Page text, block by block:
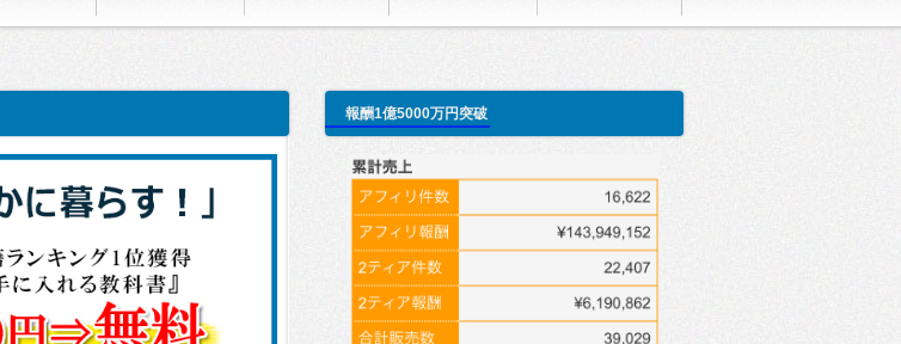
報酬1億5000万円突破